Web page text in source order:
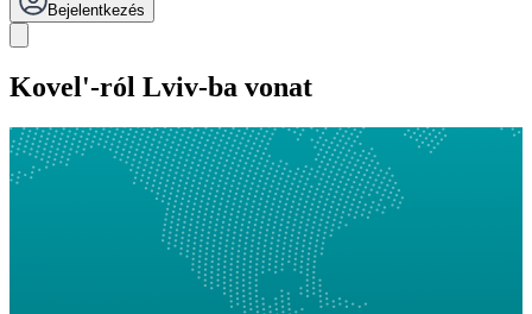
Bejelentkezés
Kovel'-ról Lviv-ba vonat